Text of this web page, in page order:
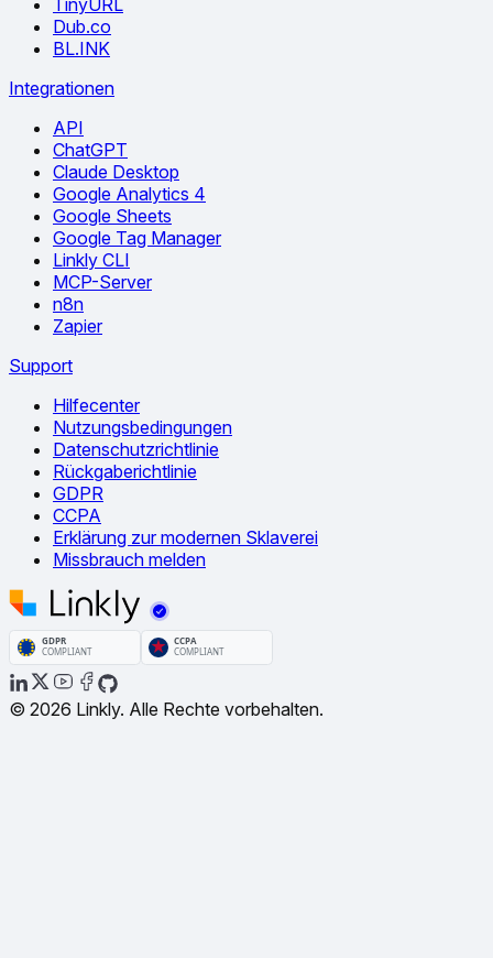
Dub.co
BL.INK
Integrationen
API
ChatGPT
Claude Desktop
Google Analytics 4
Google Sheets
Google Tag Manager
Linkly CLI
MCP-Server
n8n
Zapier
Support
Hilfecenter
Nutzungsbedingungen
Datenschutzrichtlinie
Rückgaberichtlinie
GDPR
CCPA
Erklärung zur modernen Sklaverei
Missbrauch melden
© 2026 Linkly. Alle Rechte vorbehalten.